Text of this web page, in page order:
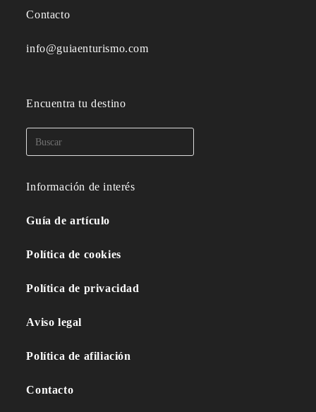
Contacto
info@guiaenturismo.com
Encuentra tu destino
Información de interés
Guía de artículo
Política de cookies
Política de privacidad
Aviso legal
Política de afiliación
Contacto